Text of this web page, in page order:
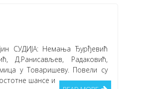
СУДИЈА: Немања Ђурђевић
Д.Ранисављев, Радаковић,
у Товаришеву. Повели су
шансе и